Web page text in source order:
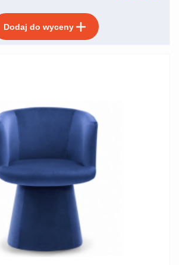
Dodaj do wyceny
produkt
ma
wybrać